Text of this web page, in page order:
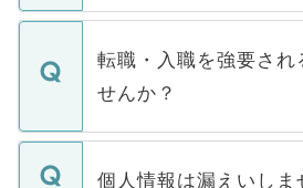
ます。通常、5営業日以
いただきますので、しば
マイナビDOCTORで取
うち約3割は、Webサイ
けない「非公開求人」で
下記の理由によって、一
ません。
転職・入職を強要され
せんか？
転職・入職を強要するこ
ん。また、仮に応募先か
個人情報は漏えいしま